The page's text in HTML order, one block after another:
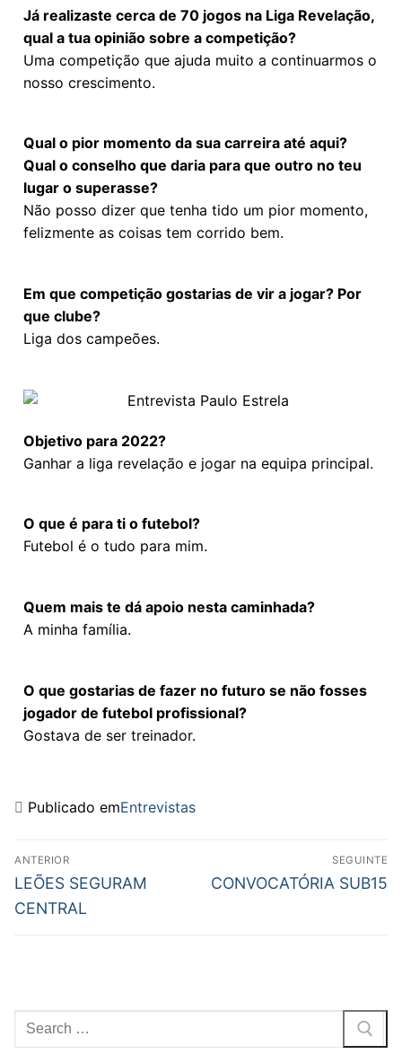
Já realizaste cerca de 70 jogos na Liga Revelação,
qual a tua opinião sobre a competição?
Uma competição que ajuda muito a continuarmos o
nosso crescimento.
Qual o pior momento da sua carreira até aqui?
Qual o conselho que daria para que outro no teu
lugar o superasse?
Não posso dizer que tenha tido um pior momento,
felizmente as coisas tem corrido bem.
Em que competição gostarias de vir a jogar? Por
que clube?
Liga dos campeões.
Objetivo para 2022?
Ganhar a liga revelação e jogar na equipa principal.
O que é para ti o futebol?
Futebol é o tudo para mim.
Quem mais te dá apoio nesta caminhada?
A minha família.
O que gostarias de fazer no futuro se não fosses
jogador de futebol profissional?
Gostava de ser treinador.
Publicado emEntrevistas
ANTERIOR
LEÕES SEGURAM
CENTRAL
SEGUINTE
CONVOCATÓRIA SUB15